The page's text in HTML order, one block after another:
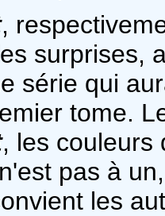
,
surprises,
série qui
tome.
, les couleurs
pas à
les